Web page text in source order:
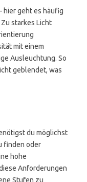
hier geht es häufig
starkes Licht
mit einem
Ausleuchtung. So
geblendet, was
du möglichst
finden oder
hohe
Anforderungen
Stufen zu